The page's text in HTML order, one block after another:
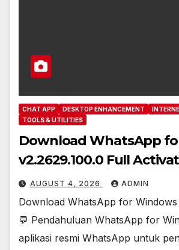
CHAT APP DESKTOP ENHANCEMENT
TOOLS & UTILITIES
Download WhatsApp
v2.2629.100.0 Full
AUGUST 4, 2026 ADMIN
Download WhatsApp for
💬 Pendahuluan WhatsApp for
aplikasi resmi WhatsApp untuk